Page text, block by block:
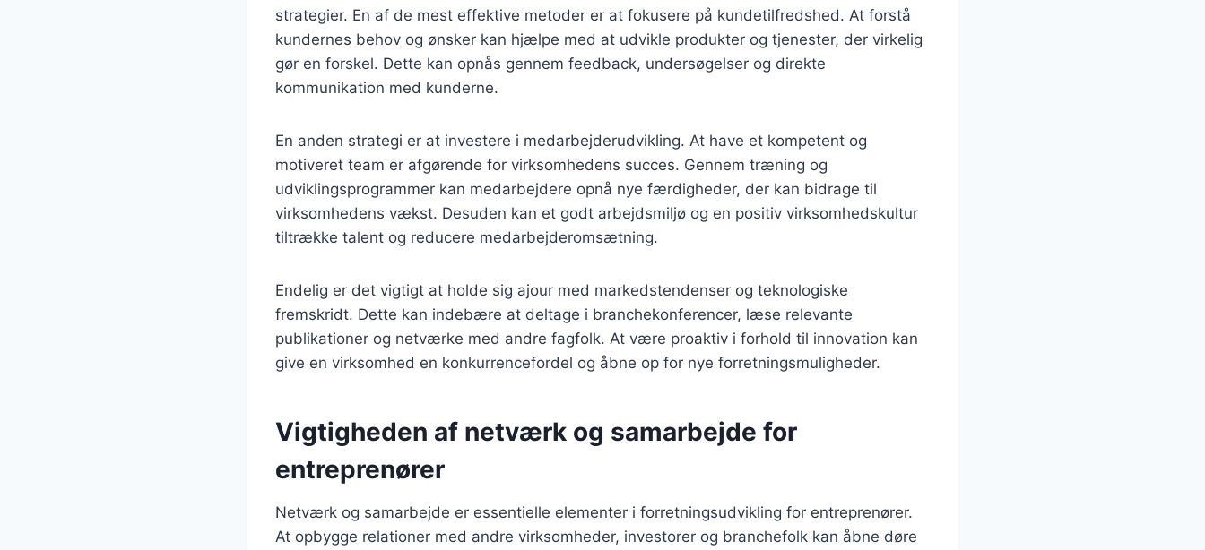
strategier. En af de mest effektive metoder er at fokusere på kundetilfredshed. At forstå
kundernes behov og ønsker kan hjælpe med at udvikle produkter og tjenester, der virkelig
gør en forskel. Dette kan opnås gennem feedback, undersøgelser og direkte
kommunikation med kunderne.
En anden strategi er at investere i medarbejderudvikling. At have et kompetent og
motiveret team er afgørende for virksomhedens succes. Gennem træning og
udviklingsprogrammer kan medarbejdere opnå nye færdigheder, der kan bidrage til
virksomhedens vækst. Desuden kan et godt arbejdsmiljø og en positiv virksomhedskultur
tiltrække talent og reducere medarbejderomsætning.
Endelig er det vigtigt at holde sig ajour med markedstendenser og teknologiske
fremskridt. Dette kan indebære at deltage i branchekonferencer, læse relevante
publikationer og netværke med andre fagfolk. At være proaktiv i forhold til innovation kan
give en virksomhed en konkurrencefordel og åbne op for nye forretningsmuligheder.
Vigtigheden af netværk og samarbejde for
entreprenører
Netværk og samarbejde er essentielle elementer i forretningsudvikling for entreprenører.
At opbygge relationer med andre virksomheder, investorer og branchefolk kan åbne døre